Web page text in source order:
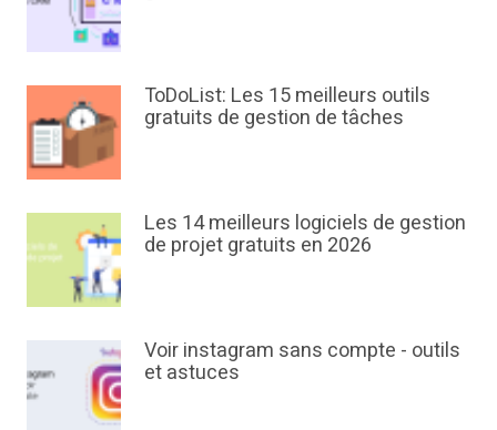
ToDoList: Les 15 meilleurs outils
gratuits de gestion de tâches
Les 14 meilleurs logiciels de gestion
de projet gratuits en 2026
Voir instagram sans compte - outils
et astuces